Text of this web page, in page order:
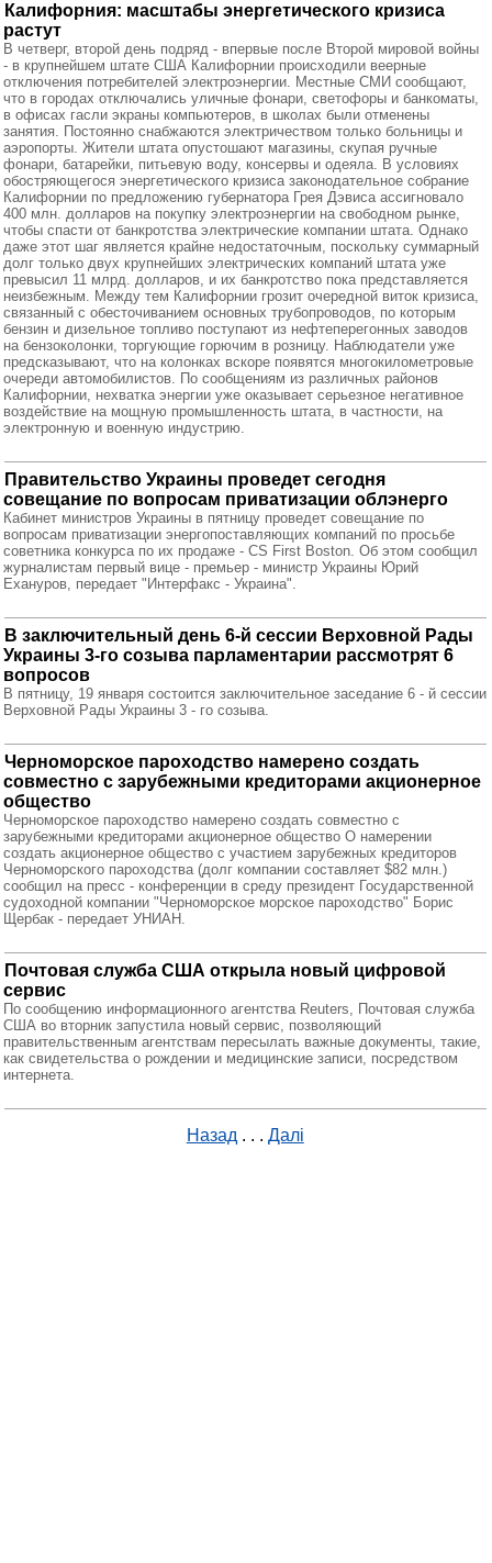
Калифорния: масштабы энергетического кризиса
растут
В четверг, второй день подряд - впервые после Второй мировой войны
- в крупнейшем штате США Калифорнии происходили веерные
отключения потребителей электроэнергии. Местные СМИ сообщают,
что в городах отключались уличные фонари, светофоры и банкоматы,
в офисах гасли экраны компьютеров, в школах были отменены
занятия. Постоянно снабжаются электричеством только больницы и
аэропорты. Жители штата опустошают магазины, скупая ручные
фонари, батарейки, питьевую воду, консервы и одеяла. В условиях
обостряющегося энергетического кризиса законодательное собрание
Калифорнии по предложению губернатора Грея Дэвиса ассигновало
400 млн. долларов на покупку электроэнергии на свободном рынке,
чтобы спасти от банкротства электрические компании штата. Однако
даже этот шаг является крайне недостаточным, поскольку суммарный
долг только двух крупнейших электрических компаний штата уже
превысил 11 млрд. долларов, и их банкротство пока представляется
неизбежным. Между тем Калифорнии грозит очередной виток кризиса,
связанный с обесточиванием основных трубопроводов, по которым
бензин и дизельное топливо поступают из нефтеперегонных заводов
на бензоколонки, торгующие горючим в розницу. Наблюдатели уже
предсказывают, что на колонках вскоре появятся многокилометровые
очереди автомобилистов. По сообщениям из различных районов
Калифорнии, нехватка энергии уже оказывает серьезное негативное
воздействие на мощную промышленность штата, в частности, на
электронную и военную индустрию.
Правительство Украины проведет сегодня
совещание по вопросам приватизации облэнерго
Кабинет министров Украины в пятницу проведет совещание по
вопросам приватизации энергопоставляющих компаний по просьбе
советника конкурса по их продаже - CS First Boston. Об этом сообщил
журналистам первый вице - премьер - министр Украины Юрий
Ехануров, передает "Интерфакс - Украина".
В заключительный день 6-й сессии Верховной Рады
Украины 3-го созыва парламентарии рассмотрят 6
вопросов
В пятницу, 19 января состоится заключительное заседание 6 - й сессии
Верховной Рады Украины 3 - го созыва.
Черноморское пароходство намерено создать
совместно с зарубежными кредиторами акционерное
общество
Черноморское пароходство намерено создать совместно с
зарубежными кредиторами акционерное общество О намерении
создать акционерное общество с участием зарубежных кредиторов
Черноморского пароходства (долг компании составляет $82 млн.)
сообщил на пресс - конференции в среду президент Государственной
судоходной компании "Черноморское морское пароходство" Борис
Щербак - передает УНИАН.
Почтовая служба США открыла новый цифровой
сервис
По сообщению информационного агентства Reuters, Почтовая служба
США во вторник запустила новый сервис, позволяющий
правительственным агентствам пересылать важные документы, такие,
как свидетельства о рождении и медицинские записи, посредством
интернета.
Назад . . . Далі